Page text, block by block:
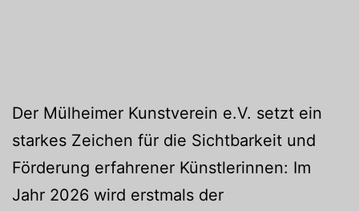
Der Mülheimer Kunstverein e.V. setzt ein
starkes Zeichen für die Sichtbarkeit und
Förderung erfahrener Künstlerinnen: Im
Jahr 2026 wird erstmals der